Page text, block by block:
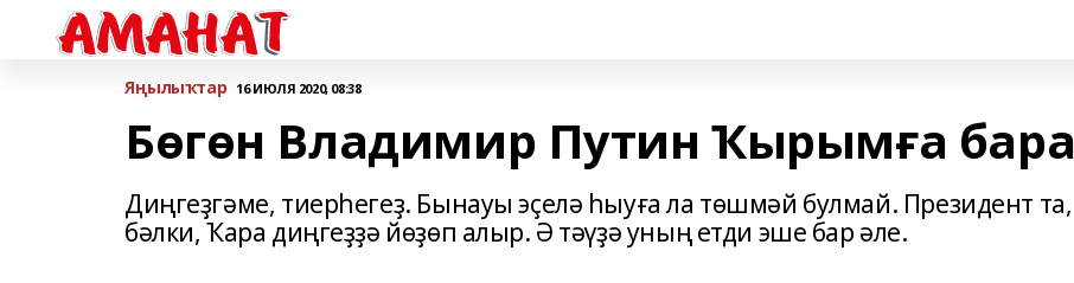
Яңылыҡтар 16 ИЮЛЯ 2020, 08:38
Бөгөн Владимир Путин Ҡырымға бара
Диңгеҙгəме, тиерһегеҙ. Бынауы эҫелə һыуға ла төшмəй булмай. Президент та,
бəлки, Ҡара диңгеҙҙə йөҙөп алыр. Ə тəүҙə уның етди эше бар əле.